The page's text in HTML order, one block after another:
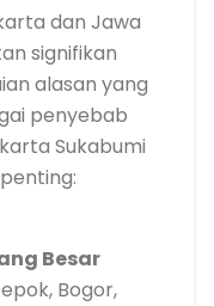
dan Jawa
signifikan
alasan yang
penyebab
Sukabumi
Besar
Bogor,